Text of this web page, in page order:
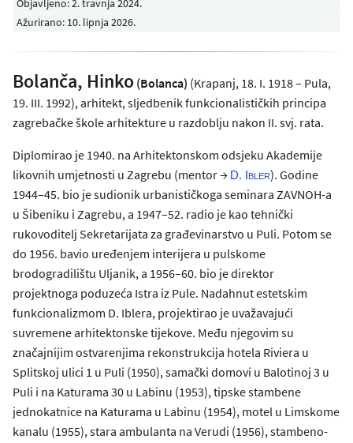
Objavljeno:2. travnja 2024.
Ažurirano: 10. lipnja 2026.
Bolanča, Hinko (Bolanca) (Krapanj, 18. I. 1918 – Pula,
19. III. 1992), arhitekt, sljedbenik funkcionalističkih principa
zagrebačke škole arhitekture u razdoblju nakon II. svj. rata.
Diplomirao je 1940. na Arhitektonskom odsjeku Akademije
likovnih umjetnosti u Zagrebu (mentor → D. Ibler). Godine
1944–45. bio je sudionik urbanističkoga seminara ZAVNOH-a
u Šibeniku i Zagrebu, a 1947–52. radio je kao tehnički
rukovoditelj Sekretarijata za građevinarstvo u Puli. Potom se
do 1956. bavio uređenjem interijera u pulskome
brodogradilištu Uljanik, a 1956–60. bio je direktor
projektnoga poduzeća Istra iz Pule. Nadahnut estetskim
funkcionalizmom D. Iblera, projektirao je uvažavajući
suvremene arhitektonske tijekove. Među njegovim su
značajnijim ostvarenjima rekonstrukcija hotela Riviera u
Splitskoj ulici 1 u Puli (1950), samački domovi u Balotinoj 3 u
Puli i na Katurama 30 u Labinu (1953), tipske stambene
jednokatnice na Katurama u Labinu (1954), motel u Limskome
kanalu (1955), stara ambulanta na Verudi (1956), stambeno-